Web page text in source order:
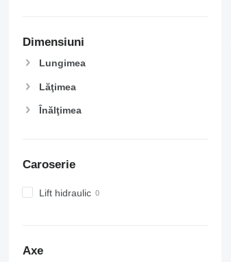
Dimensiuni
Lungimea
Lăţimea
Înălţimea
Caroserie
Lift hidraulic
Axe